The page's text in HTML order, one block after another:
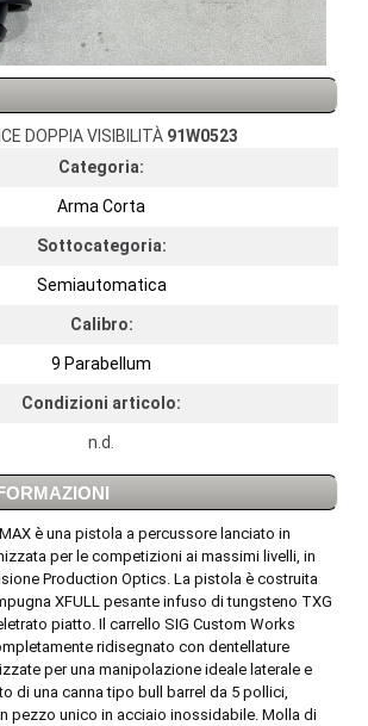
DOPPIA VISIBILITÀ 91W0523
Categoria:
Arma Corta
Sottocategoria:
Semiautomatica
Calibro:
9 Parabellum
Condizioni articolo:
n.d.
è una pistola a percussore lanciato in
per le competizioni ai massimi livelli, in
Production Optics. La pistola è costruita
XFULL pesante infuso di tungsteno TXG
piatto. Il carrello SIG Custom Works
ridisegnato con dentellature
per una manipolazione ideale laterale e
di una canna tipo bull barrel da 5 pollici,
pezzo unico in acciaio inossidabile. Molla di